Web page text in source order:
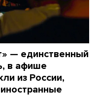
— единственный
в афише
из России,